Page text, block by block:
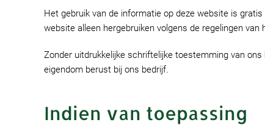
Het gebruik van de informatie op deze website is
website alleen hergebruiken volgens de regelingen van
Zonder uitdrukkelijke schriftelijke toestemming van
eigendom berust bij ons bedrijf.
Indien van toepassing